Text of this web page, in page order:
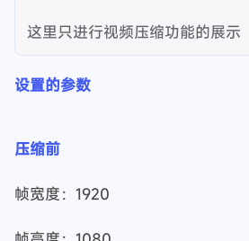
这里只进行视频压缩功能的展示
设置的参数